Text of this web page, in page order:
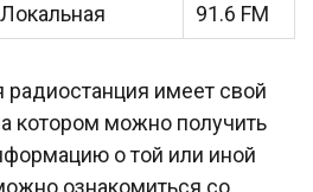
Локальная 91.6 FM
радиостанция имеет свой
котором можно получить
о той или иной
ознакомиться со